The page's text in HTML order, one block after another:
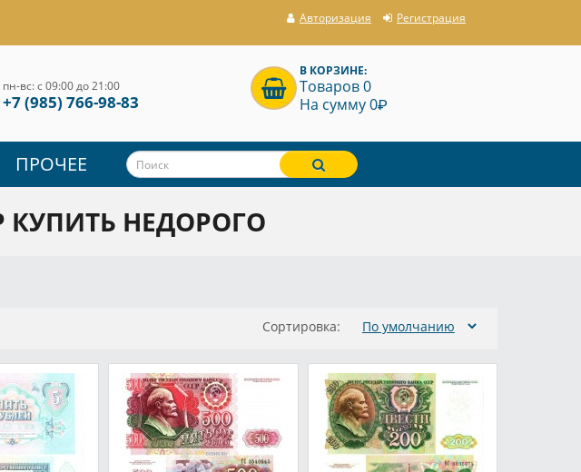
Авторизация Регистрация
пн-вс: с 09:00 до 21:00
+7 (985) 766-98-83
В КОРЗИНЕ:
Товаров 0
На сумму 0P
ПРОЧЕЕ
НЕДОРОГО
Сортировка: